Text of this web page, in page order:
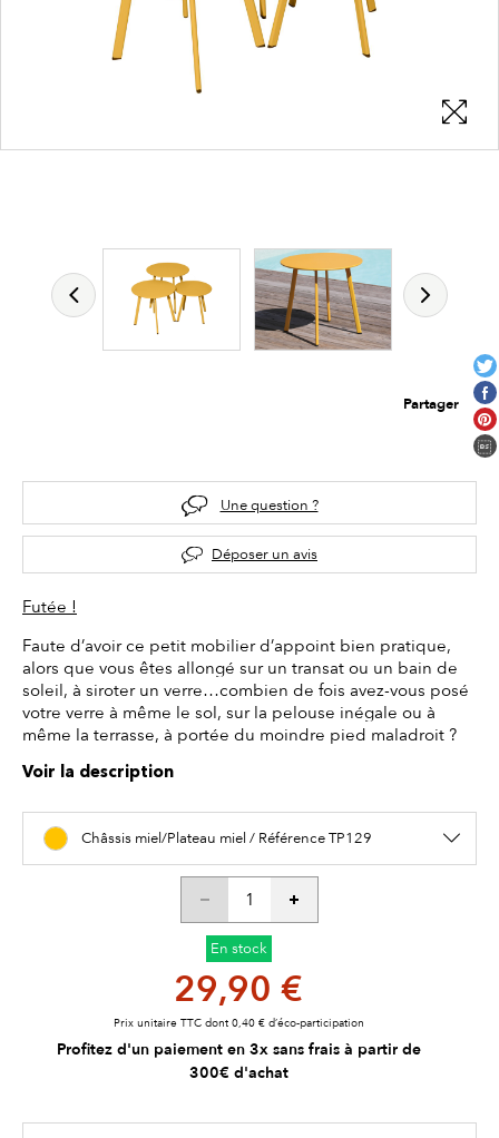
Partager
Une question ?
Déposer un avis
Futée !
Faute d’avoir ce petit mobilier d’appoint bien pratique,
alors que vous êtes allongé sur un transat ou un bain de
soleil, à siroter un verre…combien de fois avez-vous posé
votre verre à même le sol, sur la pelouse inégale ou à
même la terrasse, à portée du moindre pied maladroit ?
Voir la description
Châssis miel/Plateau miel / Référence TP129
En stock
29,90 €
Prix unitaire TTC dont 0,40 € d’éco-participation
Profitez d'un paiement en 3x sans frais à partir de
300€ d'achat